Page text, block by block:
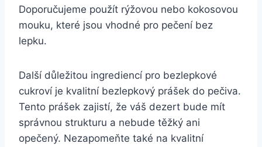
Doporučujeme použít rýžovou nebo kokosovou
mouku, které jsou vhodné pro pečení bez
lepku.
Další důležitou ingrediencí pro bezlepkové
cukroví je kvalitní bezlepkový prášek do pečiva.
Tento prášek zajistí, že váš dezert bude mít
správnou strukturu a nebude těžký ani
opečený. Nezapomeňte také na kvalitní